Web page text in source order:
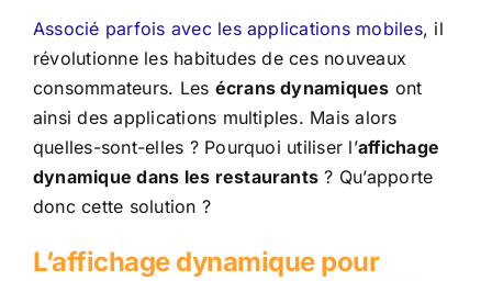
Associé parfois avec les applications mobiles, il
révolutionne les habitudes de ces nouveaux
consommateurs. Les écrans dynamiques ont
ainsi des applications multiples. Mais alors
quelles-sont-elles ? Pourquoi utiliser l’affichage
dynamique dans les restaurants ? Qu’apporte
donc cette solution ?
L’affichage dynamique pour